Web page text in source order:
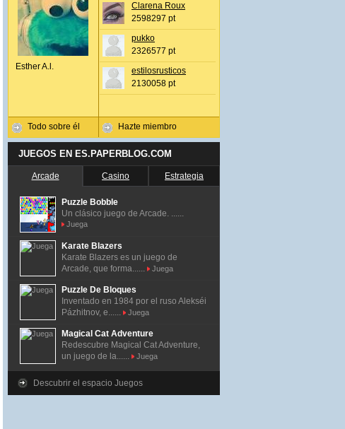
Esther A.l.
Todo sobre él
Clarena Roux
2598297 pt
pukko
2326577 pt
estilosrusticos
2130058 pt
Hazte miembro
JUEGOS EN ES.PAPERBLOG.COM
Arcade Casino Estrategia
Puzzle Bobble
Un clásico juego de Arcade. ......
Juega
Karate Blazers
Karate Blazers es un juego de
Arcade, que forma......
Juega
Puzzle De Bloques
Inventado en 1984 por el ruso Alekséi
Pázhitnov, e......
Juega
Magical Cat Adventure
Redescubre Magical Cat Adventure,
un juego de la......
Juega
Descubrir el espacio Juegos